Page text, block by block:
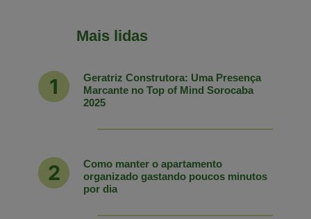
Mais lidas
Geratriz Construtora: Uma Presença
Marcante no Top of Mind Sorocaba
2025
Como manter o apartamento
organizado gastando poucos minutos
por dia